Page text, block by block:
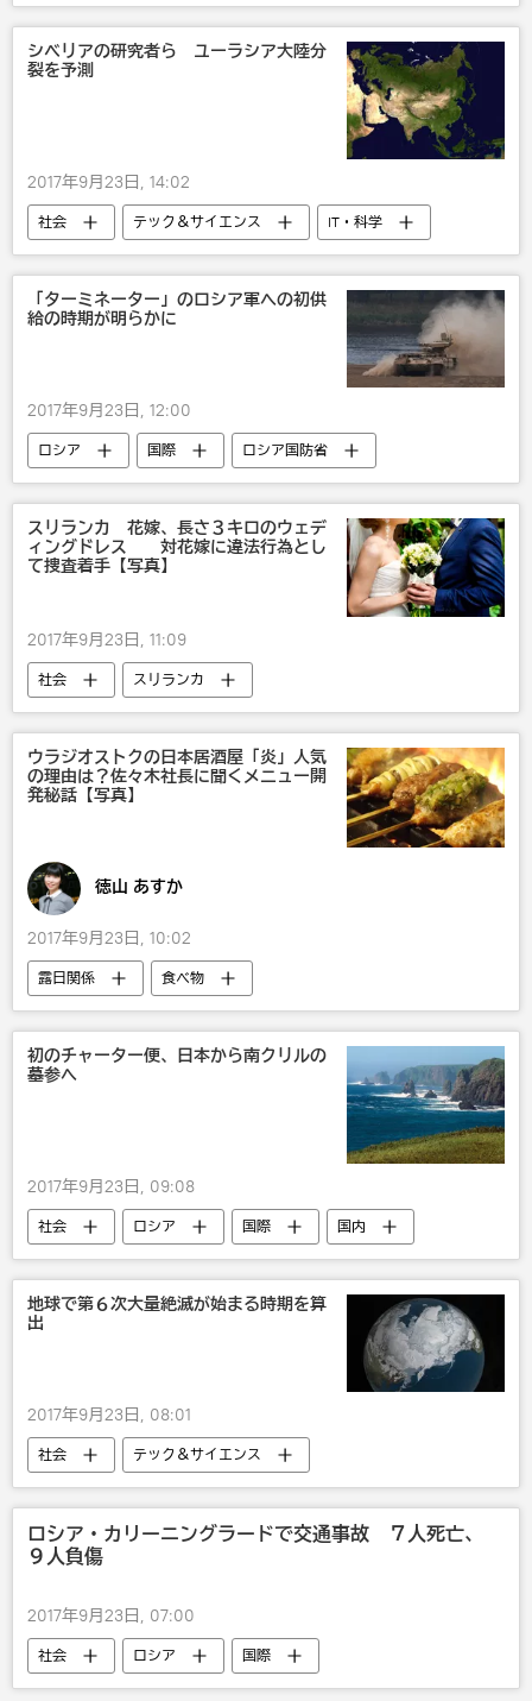
ミサイル
シベリアの研究者ら ユーラシア大陸分
裂を予測
2017年9月23日, 14:02
社会 テック＆サイエンス
IT・科学
研究
ロシア
「ターミネーター」のロシア軍への初供
給の時期が明らかに
2017年9月23日, 12:00
ロシア 国際
ロシア国防省
軍事
スリランカ 花嫁、長さ３キロのウェデ
ィングドレス 対花嫁に違法行為とし
て捜査着手【写真】
2017年9月23日, 11:09
社会 スリランカ
ウラジオストクの日本居酒屋「炎」人気
の理由は？佐々木社長に聞くメニュー開
発秘話【写真】
徳山 あすか
2017年9月23日, 10:02
露日関係 食べ物
初のチャーター便、日本から南クリルの
墓参へ
2017年9月23日, 09:08
社会 ロシア 国際
国内
クリル諸島
露日関係
地球で第６次大量絶滅が始まる時期を算
出
2017年9月23日, 08:01
社会
テック＆サイエンス
地球温暖化
IT・科学 研究
ロシア・カリーニングラードで交通事故 ７人死亡、
９人負傷
2017年9月23日, 07:00
社会 ロシア
国際
災害・事故・事件
事故